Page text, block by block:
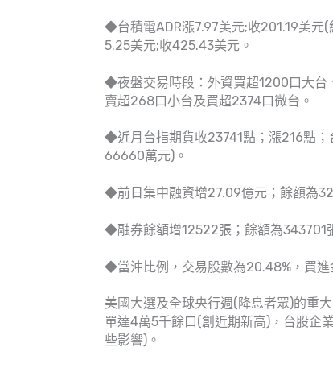
◆台積電ADR漲7.97美元;收201.19美元
5.25美元;收425.43美元。
◆夜盤交易時段：外資買超1200口大台
賣超268口小台及買超2374口微台。
◆近月台指期貨收23741點；漲216點；
66660萬元)。
◆前日集中融資增27.09億元；餘額為
◆融券餘額增12522張；餘額為343701
◆當沖比例，交易股數為20.48%，買進
美國大選及全球央行週(降息者眾)的重
單達4萬5千餘口(創近期新高)，台股企
些影響)。